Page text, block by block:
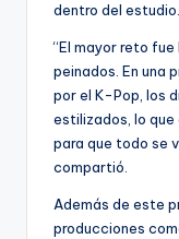
dentro del estudio.
“El mayor reto
peinados. En una
por el K-Pop, los
estilizados, lo
para que todo se
compartió.
Además de este
producciones